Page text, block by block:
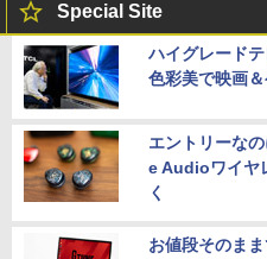
Special Site
ハイグレード
色彩美で映画
エントリーな
e Audioワイヤ
く
お値段そのま